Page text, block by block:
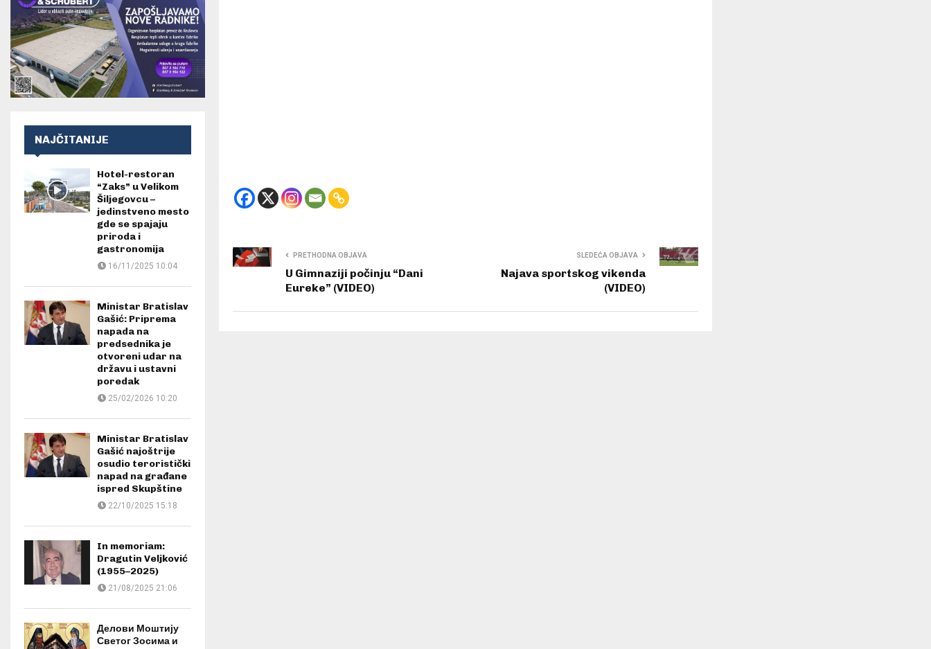
PRETHODNA OBJAVA
U Gimnaziji počinju “Dani
Eureke” (VIDEO)
SLEDEĆA OBJAVA
Najava sportskog vikenda
(VIDEO)
NAJČITANIJE
Hotel-restoran
“Zaks” u Velikom
Šiljegovcu –
jedinstveno mesto
gde se spajaju
priroda i
gastronomija
16/11/2025 10:04
Ministar Bratislav
Gašić: Priprema
napada na
predsednika je
otvoreni udar na
državu i ustavni
poredak
25/02/2026 10:20
Ministar Bratislav
Gašić najoštrije
osudio teroristički
napad na građane
ispred Skupštine
22/10/2025 15:18
In memoriam:
Dragutin Veljković
(1955–2025)
21/08/2025 21:06
Делови Моштију
Светог Зосима и